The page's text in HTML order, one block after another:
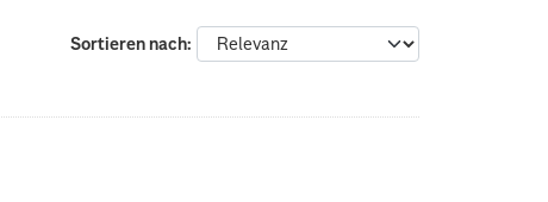
Sortieren nach